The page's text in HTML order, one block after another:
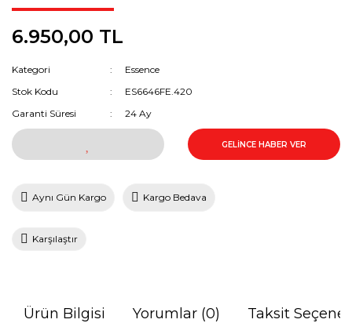
6.950,00 TL
Kategori
Essence
Stok Kodu
ES6646FE.420
Garanti Süresi
24 Ay
GELİNCE HABER VER
Aynı Gün Kargo Kargo Bedava
Karşılaştır
Ürün Bilgisi Yorumlar (0) Taksit